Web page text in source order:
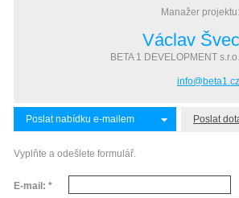
Manažer projektu:
Václav Švec
BETA 1 DEVELOPMENT s.r.o.
info@beta1.cz
Poslat nabídku e-mailem Poslat
Vyplňte a odešlete formulář.
E-mail: *